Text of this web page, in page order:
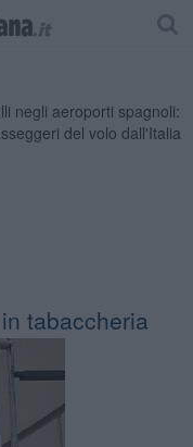
tabaccheria